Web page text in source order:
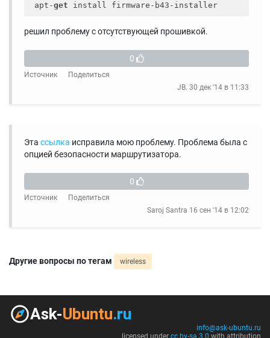
apt-get
решил проблему с отсутствующей прошивкой.
0
Источник
Поделиться
JB. 30 дек '14 в 11:33
Эта ссылка исправила мою проблему. Проблема была с
опцией безопасности маршрутизатора.
0
Источник
Поделиться
Saroj Santra 16 сен '14 в 12:02
Другие вопросы по тегам wireless
info@ask-ubuntu.ru
licensed under cc by-sa 3.0 with attribution